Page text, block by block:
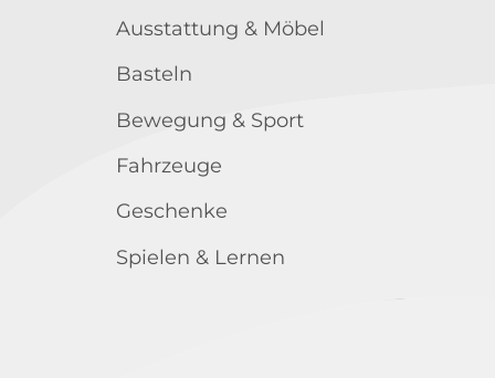
Ausstattung & Möbel
Basteln
Bewegung & Sport
Fahrzeuge
Geschenke
Spielen & Lernen